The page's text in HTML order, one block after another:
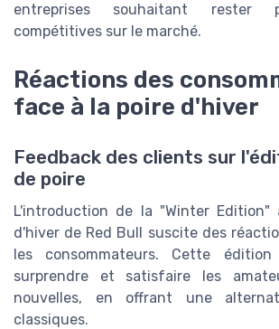
entreprises souhaitant rester
compétitives sur le marché.
Réactions des
face à la poire d'hiver
Feedback des clients sur
de poire
L'introduction de la "Winter Edition"
d'hiver de Red Bull suscite des
les consommateurs. Cette
surprendre et satisfaire les
nouvelles, en offrant une
classiques.